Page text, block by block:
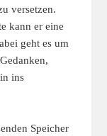
versetzen.
kann er eine
geht es um
ins
Speicher